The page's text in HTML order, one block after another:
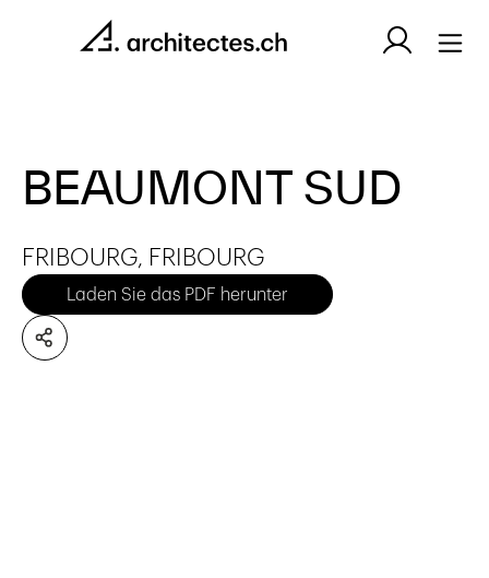
BEAUMONT SUD
FRIBOURG, FRIBOURG
Laden Sie das PDF herunter